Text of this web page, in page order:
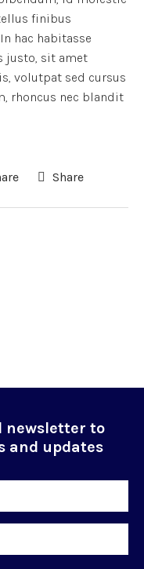
finibus
hac habitasse
justo, sit amet
volutpat sed cursus
rhoncus nec blandit
Share
newsletter to
and updates